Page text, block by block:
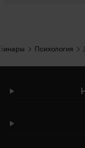
Психология